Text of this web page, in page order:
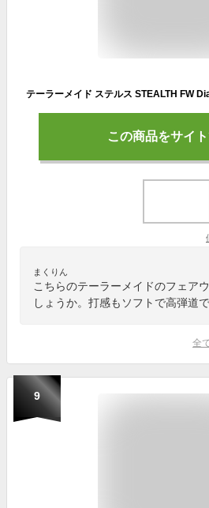
この商品をサイ
まくりん
こちらのテーラーメイドのフェア
しょうか。打感もソフトで高弾道
全
9